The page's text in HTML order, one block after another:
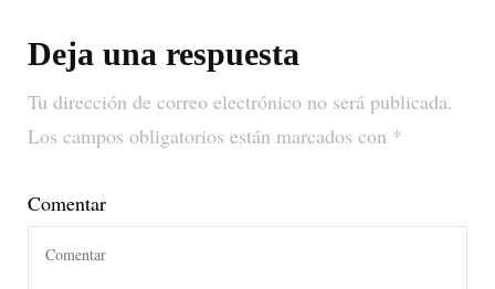
Deja una respuesta
Tu dirección de correo electrónico no será publicada.
Los campos obligatorios están marcados con *
Comentar